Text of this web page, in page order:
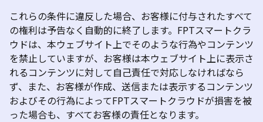
これらの条件に違反した場合、お客様に付与されたすべて
の権利は予告なく自動的に終了します。FPTスマートクラ
ウドは、本ウェブサイト上でそのような行為やコンテンツ
を禁止していますが、お客様は本ウェブサイト上に表示さ
れるコンテンツに対して自己責任で対応しなければなら
ず、また、お客様が作成、送信または表示するコンテンツ
およびその行為によってFPTスマートクラウドが損害を被
った場合も、すべてお客様の責任となります。